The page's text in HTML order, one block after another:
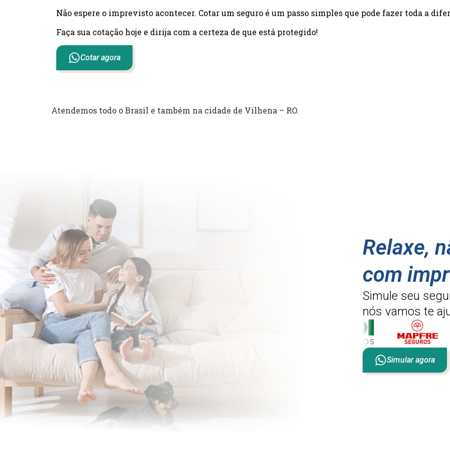
Não espere o imprevisto acontecer. Cotar um seguro é um passo simples que pode fazer toda a
Faça sua cotação hoje e dirija com a certeza de que está protegido!
Cotar agora
Atendemos todo o Brasil e também na cidade de Vilhena – RO.
Relaxe,
com
Simule seu
nós vamos te
Simular agora